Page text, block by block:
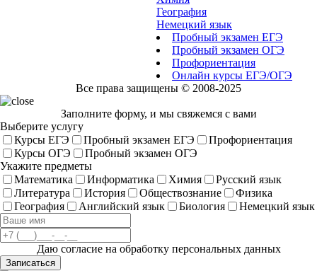
География
Немецкий язык
Пробный экзамен ЕГЭ
Пробный экзамен ОГЭ
Профориентация
Онлайн курсы ЕГЭ/ОГЭ
Все права защищены © 2008-2025
Заполните форму, и мы свяжемся с вами
Выберите услугу
Курсы ЕГЭ
Пробный экзамен ЕГЭ
Профориентация
Курсы ОГЭ
Пробный экзамен ОГЭ
Укажите предметы
Математика
Информатика Химия
Русский язык
Литература
История Обществознание
Физика
География
Английский язык Биология Немецкий язык
Даю согласие на обработку персональных данных
Записаться